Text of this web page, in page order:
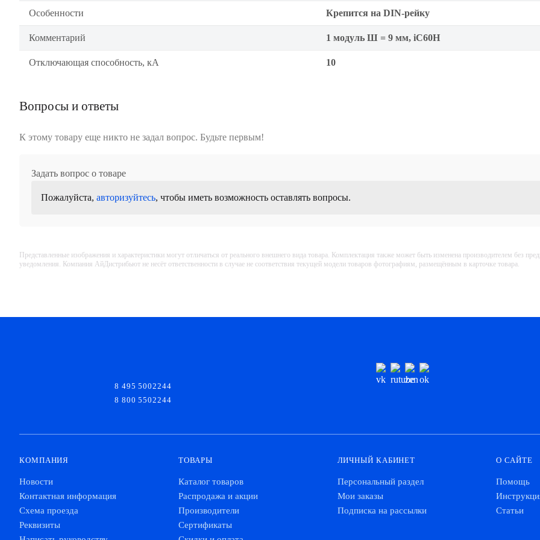
Особенности Крепится на DIN-рейку
Комментарий 1 модуль Ш = 9 мм, iC60H
Отключающая способность, кА 10
Вопросы и ответы
К этому товару еще никто не задал вопрос. Будьте первым!
Задать вопрос о товаре
Пожалуйста, авторизуйтесь, чтобы иметь возможность оставлять вопросы.
Представленные изображения и характеристики могут отличаться от реального внешнего вида товара. Комплектация также может быть изменена производителем без
уведомления. Компания АйДистрибьют не несёт ответственности в случае не соответствия текущей модели товаров фотографиям, размещённым в карточке товара.
8 495 5002244
8 800 5502244
КОМПАНИЯ
Новости
Контактная информация
Схема проезда
Реквизиты
ТОВАРЫ
Каталог товаров
Распродажа и акции
Производители
Сертификаты
ЛИЧНЫЙ КАБИНЕТ
Персональный раздел
Мои заказы
Подписка на рассылки
О САЙТЕ
Помощь
Статьи